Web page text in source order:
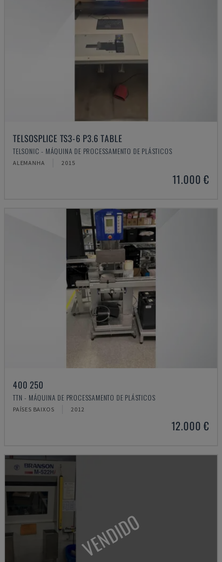
TELSOSPLICE TS3-6 P3.6 TABLE
TELSONIC - MÁQUINA DE PROCESSAMENTO DE PLÁSTICOS
ALEMANHA 2015
11.000 €
400 250
TTN - MÁQUINA DE PROCESSAMENTO DE PLÁSTICOS
PAÍSES BAIXOS 2012
12.000 €
VENDIDO